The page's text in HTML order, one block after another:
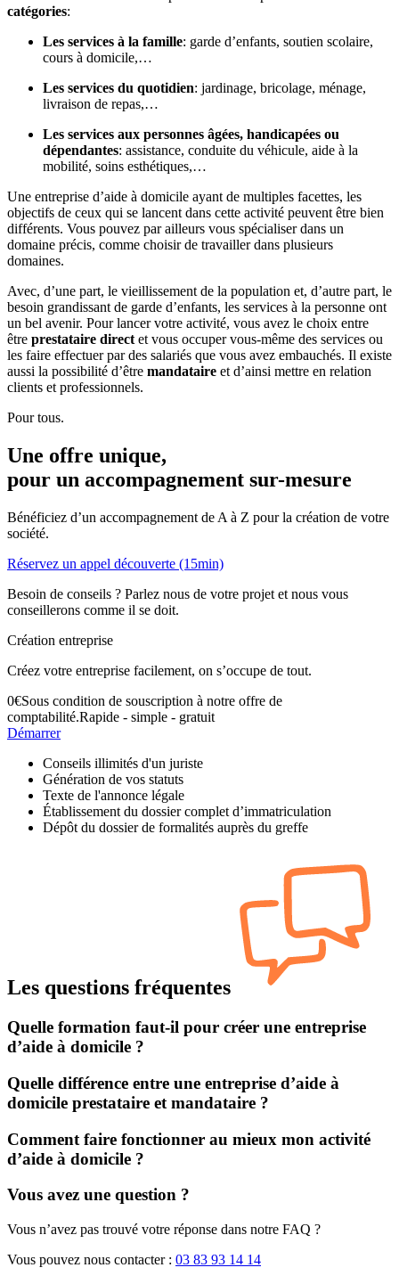
catégories:
Les services à la famille: garde d’enfants, soutien scolaire,
cours à domicile,…
Les services du quotidien: jardinage, bricolage, ménage,
livraison de repas,…
Les services aux personnes âgées, handicapées ou
dépendantes: assistance, conduite du véhicule, aide à la
mobilité, soins esthétiques,…
Une entreprise d’aide à domicile ayant de multiples facettes, les
objectifs de ceux qui se lancent dans cette activité peuvent être bien
différents. Vous pouvez par ailleurs vous spécialiser dans un
domaine précis, comme choisir de travailler dans plusieurs
domaines.
Avec, d’une part, le vieillissement de la population et, d’autre part, le
besoin grandissant de garde d’enfants, les services à la personne ont
un bel avenir. Pour lancer votre activité, vous avez le choix entre
être prestataire directet vous occuper vous-même des services ou
les faire effectuer par des salariés que vous avez embauchés. Il existe
aussi la possibilité d’être mandataire et d’ainsi mettre en relation
clients et professionnels.
Pour tous.
Une offre unique,
pour un accompagnement sur-mesure
Bénéficiez d’un accompagnement de A à Z pour la création de votre
société.
Réservez un appel découverte (15min)
Besoin de conseils ? Parlez nous de votre projet et nous vous
conseillerons comme il se doit.
Création entreprise
Créez votre entreprise facilement, on s’occupe de tout.
0€Sous condition de souscription à notre offre de
comptabilité.Rapide - simple - gratuit
Démarrer
Conseils illimités d'un juriste
Génération de vos statuts
Texte de l'annonce légale
Établissement du dossier complet d’immatriculation
Dépôt du dossier de formalités auprès du greffe
Les questions fréquentes
Quelle formation faut-il pour créer une entreprise
d’aide à domicile ?
Quelle différence entre une entreprise d’aide à
domicile prestataire et mandataire ?
Comment faire fonctionner au mieux mon activité
d’aide à domicile ?
Vous avez une question ?
Vous n’avez pas trouvé votre réponse dans notre FAQ ?
Vous pouvez nous contacter : 03 83 93 14 14